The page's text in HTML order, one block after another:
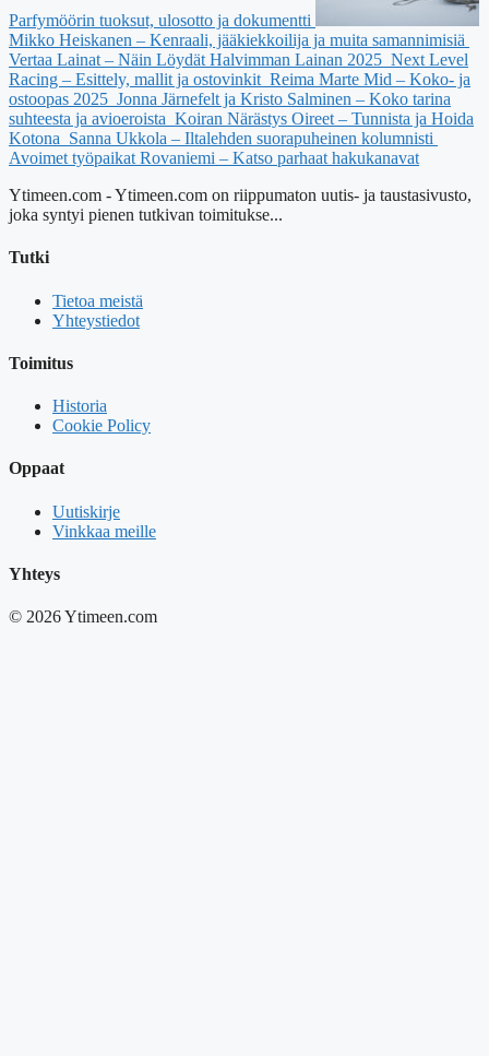
Parfymöörin tuoksut, ulosotto ja dokumentti
Mikko Heiskanen – Kenraali, jääkiekkoilija ja muita samannimisiä
Vertaa Lainat – Näin Löydät Halvimman Lainan 2025 Next Level
Racing – Esittely, mallit ja ostovinkit Reima Marte Mid – Koko- ja
ostoopas 2025 Jonna Järnefelt ja Kristo Salminen – Koko tarina
suhteesta ja avioeroista Koiran Närästys Oireet – Tunnista ja Hoida
Kotona Sanna Ukkola – Iltalehden suorapuheinen kolumnisti
Avoimet työpaikat Rovaniemi – Katso parhaat hakukanavat
Ytimeen.com - Ytimeen.com on riippumaton uutis- ja taustasivusto,
joka syntyi pienen tutkivan toimitukse...
Tutki
Tietoa meistä
Yhteystiedot
Toimitus
Historia
Cookie Policy
Oppaat
Uutiskirje
Vinkkaa meille
Yhteys
© 2026 Ytimeen.com